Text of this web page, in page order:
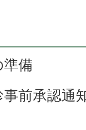
備
事前承認通